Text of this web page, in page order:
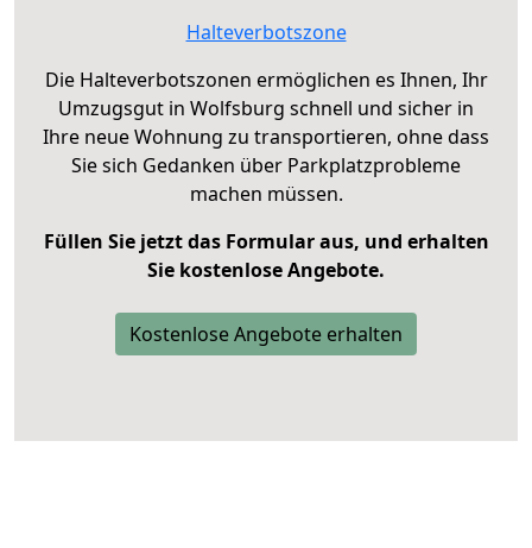
Halteverbotszone
Die Halteverbotszonen ermöglichen es Ihnen, Ihr
Umzugsgut in Wolfsburg schnell und sicher in
Ihre neue Wohnung zu transportieren, ohne dass
Sie sich Gedanken über Parkplatzprobleme
machen müssen.
Füllen Sie jetzt das Formular aus, und erhalten
Sie kostenlose Angebote.
Kostenlose Angebote erhalten